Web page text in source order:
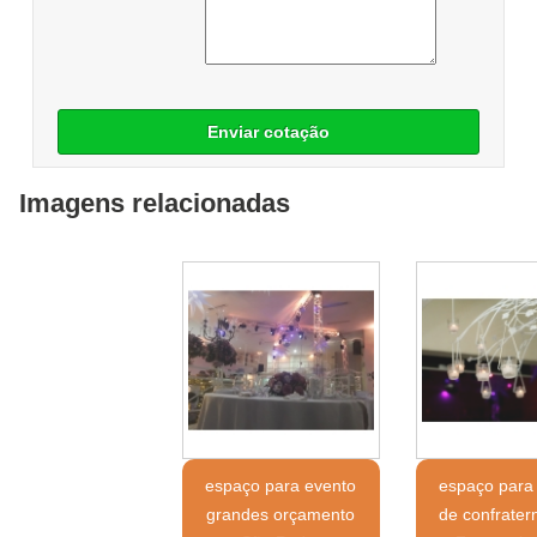
Enviar cotação
Imagens relacionadas
espaço para evento
grandes orçamento
espaço
de